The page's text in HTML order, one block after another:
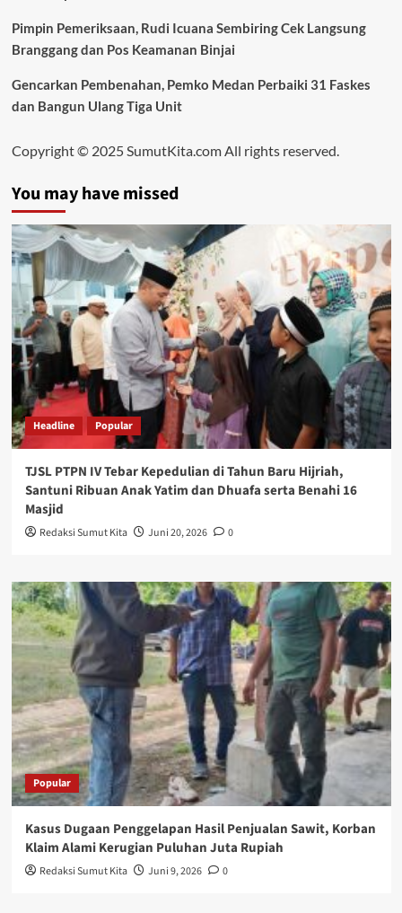
Pimpin Pemeriksaan, Rudi Icuana Sembiring Cek Langsung
Branggang dan Pos Keamanan Binjai
Gencarkan Pembenahan, Pemko Medan Perbaiki 31 Faskes
dan Bangun Ulang Tiga Unit
Copyright © 2025 SumutKita.com All rights reserved.
You may have missed
Headline Popular
TJSL PTPN IV Tebar Kepedulian di Tahun Baru Hijriah,
Santuni Ribuan Anak Yatim dan Dhuafa serta Benahi 16
Masjid
Redaksi Sumut Kita Juni 20, 2026 0
Popular
Kasus Dugaan Penggelapan Hasil Penjualan Sawit, Korban
Klaim Alami Kerugian Puluhan Juta Rupiah
Redaksi Sumut Kita Juni 9, 2026 0